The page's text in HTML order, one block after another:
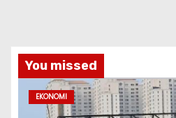
You missed
EKONOMI